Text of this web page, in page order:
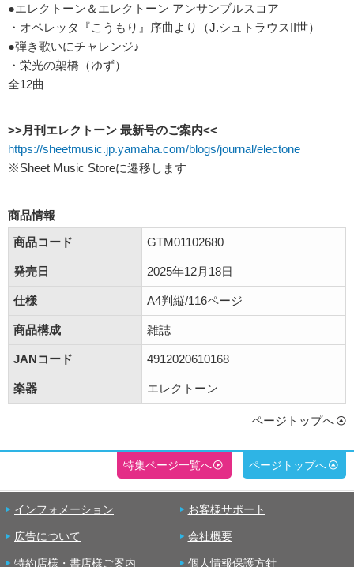
●エレクトーン＆エレクトーン アンサンブルスコア
・オペレッタ『こうもり』序曲より（J.シュトラウスII世）
●弾き歌いにチャレンジ♪
・栄光の架橋（ゆず）
全12曲
>>月刊エレクトーン 最新号のご案内<<
https://sheetmusic.jp.yamaha.com/blogs/journal/electone
※Sheet Music Storeに遷移します
商品情報
商品コード
GTM01102680
発売日 2025年12月18日
仕様 A4判縦/116ページ
商品構成 雑誌
JANコード 4912020610168
楽器 エレクトーン
ページトップへ
特集ページ一覧へ ページトップへ
インフォメーション お客様サポート
広告について 会社概要
特約店様・書店様ご案内 個人情報保護方針